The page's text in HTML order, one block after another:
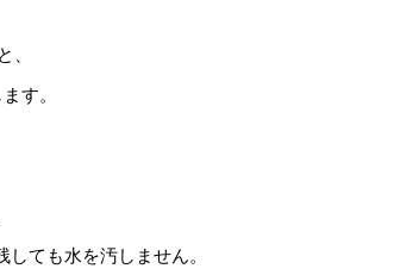
、
す。
ても水を汚しません。